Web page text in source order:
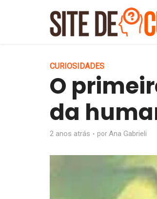
CURIOSIDADES
O
da
2 anos atrás porAna Gabrieli